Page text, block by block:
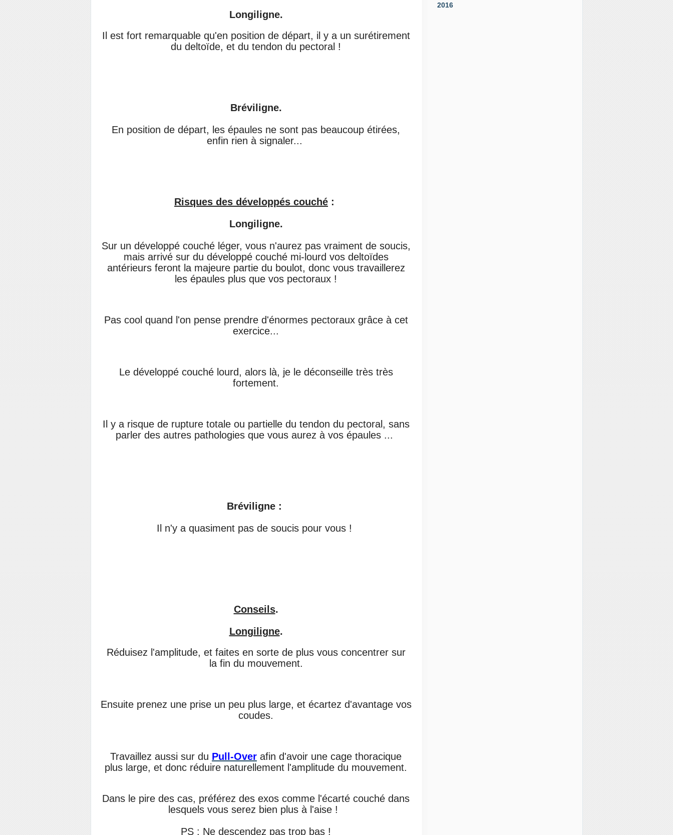
Longiligne.
Il est fort remarquable qu'en position de départ, il y a un surétirement
du deltoïde, et du tendon du pectoral !
Bréviligne.
En position de départ, les épaules ne sont pas beaucoup étirées,
enfin rien à signaler...
Risques des développés couché :
Longiligne.
Sur un développé couché léger, vous n'aurez pas vraiment de soucis,
mais arrivé sur du développé couché mi-lourd vos deltoïdes
antérieurs feront la majeure partie du boulot, donc vous travaillerez
les épaules plus que vos pectoraux !
Pas cool quand l'on pense prendre d'énormes pectoraux grâce à cet
exercice...
Le développé couché lourd, alors là, je le déconseille très très
fortement.
Il y a risque de rupture totale ou partielle du tendon du pectoral, sans
parler des autres pathologies que vous aurez à vos épaules ...
Bréviligne :
Il n'y a quasiment pas de soucis pour vous !
Conseils.
Longiligne.
Réduisez l'amplitude, et faites en sorte de plus vous concentrer sur
la fin du mouvement.
Ensuite prenez une prise un peu plus large, et écartez d'avantage vos
coudes.
Travaillez aussi sur du Pull-Over afin d'avoir une cage thoracique
plus large, et donc réduire naturellement l'amplitude du mouvement.
Dans le pire des cas, préférez des exos comme l'écarté couché dans
lesquels vous serez bien plus à l'aise !
PS : Ne descendez pas trop bas !
2016